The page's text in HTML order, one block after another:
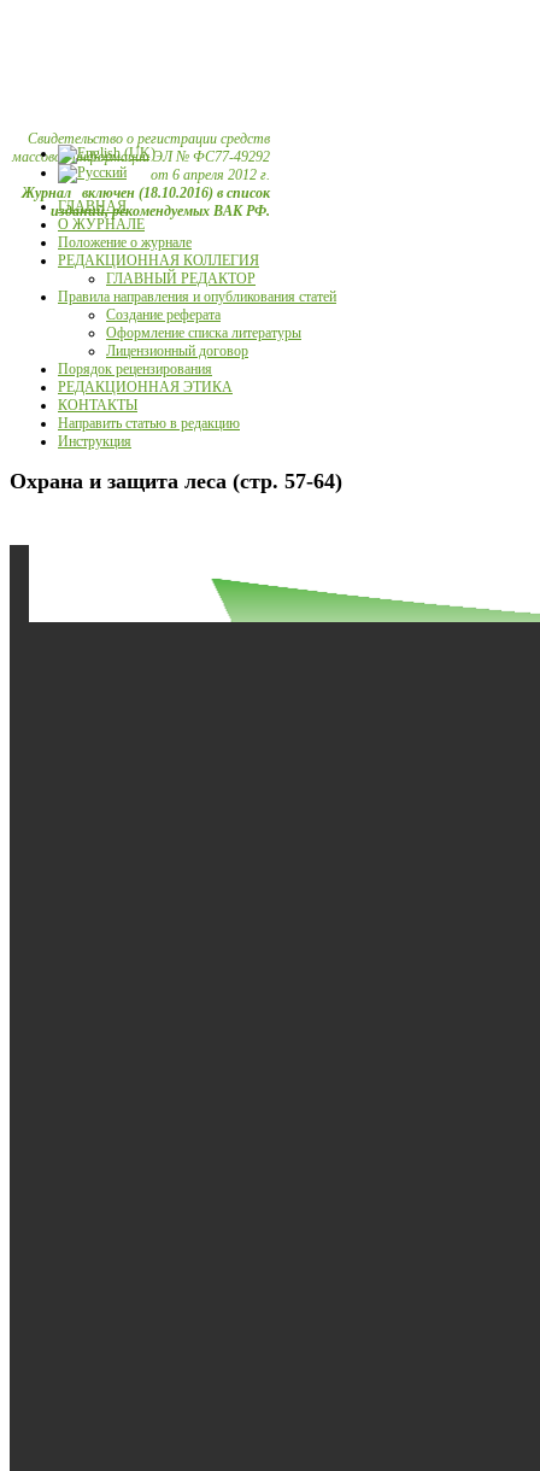
Свидетельство о регистрации средств
массовой информации ЭЛ № ФС77-49292
от 6 апреля 2012 г.
Журнал включен (18.10.2016) в список
изданий, рекомендуемых ВАК РФ.
ГЛАВНАЯ
О ЖУРНАЛЕ
Положение о журнале
РЕДАКЦИОННАЯ КОЛЛЕГИЯ
ГЛАВНЫЙ РЕДАКТОР
Правила направления и опубликования статей
Создание реферата
Оформление списка литературы
Лицензионный договор
Порядок рецензирования
РЕДАКЦИОННАЯ ЭТИКА
КОНТАКТЫ
Направить статью в редакцию
Инструкция
Охрана и защита леса (стр. 57-64)